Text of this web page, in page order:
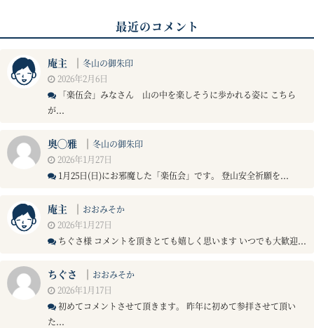
最近のコメント
庵主 ｜ 冬山の御朱印
2026年2月6日
「楽伍会」みなさん 山の中を楽しそうに歩かれる姿に こちら
が...
奥◯雅 ｜ 冬山の御朱印
2026年1月27日
1月25日(日)にお邪魔した「楽伍会」です。 登山安全祈願を...
庵主 ｜ おおみそか
2026年1月27日
ちぐさ様 コメントを頂きとても嬉しく思います いつでも大歓迎...
ちぐさ ｜ おおみそか
2026年1月17日
初めてコメントさせて頂きます。 昨年に初めて参拝させて頂い
た...